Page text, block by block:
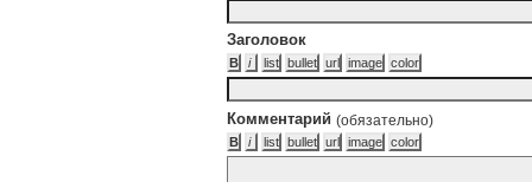
Заголовок
Комментарий (обязательно)